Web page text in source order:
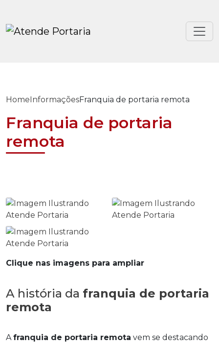
HomeInformaçõesFranquia de portaria remota
Franquia de portaria
remota
Clique nas imagens para ampliar
A história da franquia de portaria
remota
Afranquia de portaria remota vem se destacando